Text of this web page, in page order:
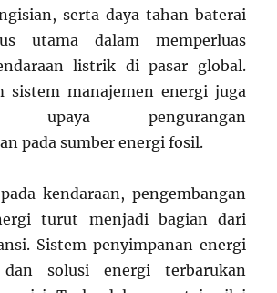
serta daya tahan baterai
utama dalam memperluas
listrik di pasar global.
sistem manajemen energi juga
upaya pengurangan
pada sumber energi fosil.
kendaraan, pengembangan
turut menjadi bagian dari
Sistem penyimpanan energi
solusi energi terbarukan